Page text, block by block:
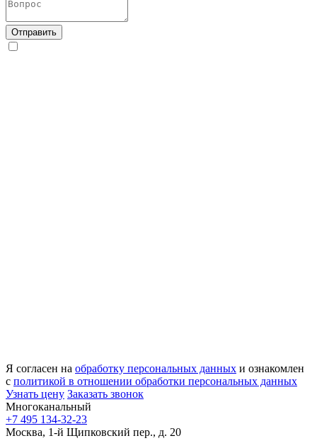
Отправить
Я согласен на обработку персональных данных и ознакомлен
с политикой в отношении обработки персональных данных
Узнать цену Заказать звонок
Многоканальный
+7 495 134-32-23
Москва, 1-й Щипковский пер., д. 20